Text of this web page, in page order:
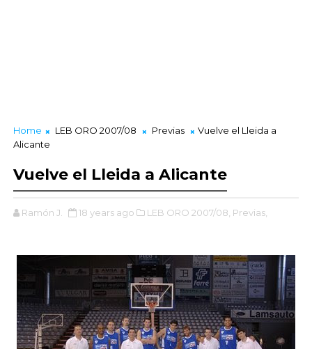
Home LEB ORO 2007/08 Previas
Vuelve el Lleida a
Alicante
Vuelve el Lleida a Alicante
Ramón J. 18 years ago LEB ORO 2007/08, Previas,